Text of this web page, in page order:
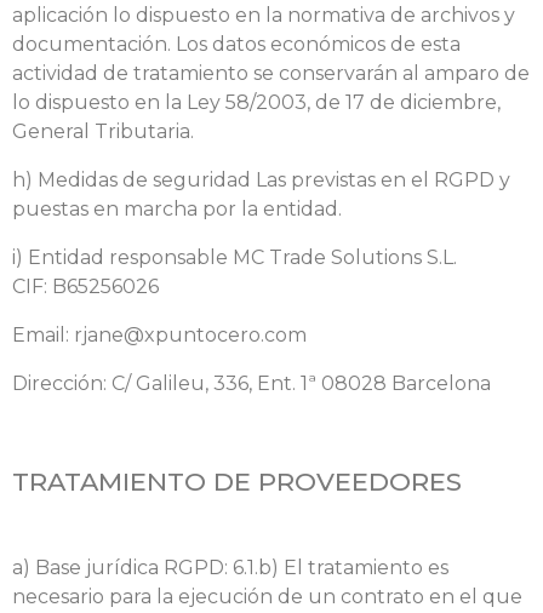
aplicación lo dispuesto en la normativa de archivos y
documentación. Los datos económicos de esta
actividad de tratamiento se conservarán al amparo de
lo dispuesto en la Ley 58/2003, de 17 de diciembre,
General Tributaria.
h) Medidas de seguridad Las previstas en el RGPD y
puestas en marcha por la entidad.
i) Entidad responsable MC Trade Solutions S.L.
CIF: B65256026
Email: rjane@xpuntocero.com
Dirección: C/ Galileu, 336, Ent. 1ª 08028 Barcelona
TRATAMIENTO DE PROVEEDORES
a) Base jurídica RGPD: 6.1.b) El tratamiento es
necesario para la ejecución de un contrato en el que